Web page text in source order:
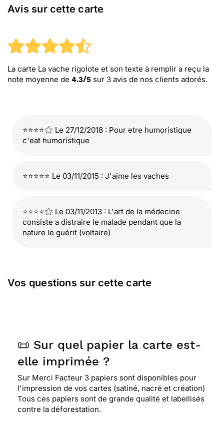
Avis sur cette carte
La carte La vache rigolote et son texte à remplir a reçu la
note moyenne de 4.3/5 sur 3 avis de nos clients adorés.
⭐⭐⭐⭐
Le 27/12/2018 : Pour etre humoristique
c'eat humoristique
⭐⭐⭐⭐⭐ Le 03/11/2015 : J'aime les vaches
⭐⭐⭐⭐
Le 03/11/2013 : L'art de la médecine
consiste a distraire le malade pendant que la
nature le guérit (voltaire)
Vos questions sur cette carte
📜 Sur quel papier la carte est-
elle imprimée ?
Sur Merci Facteur 3 papiers sont disponibles pour
l'impression de vos cartes (satiné, nacré et création)
Tous ces papiers sont de grande qualité et labellisés
contre la déforestation.